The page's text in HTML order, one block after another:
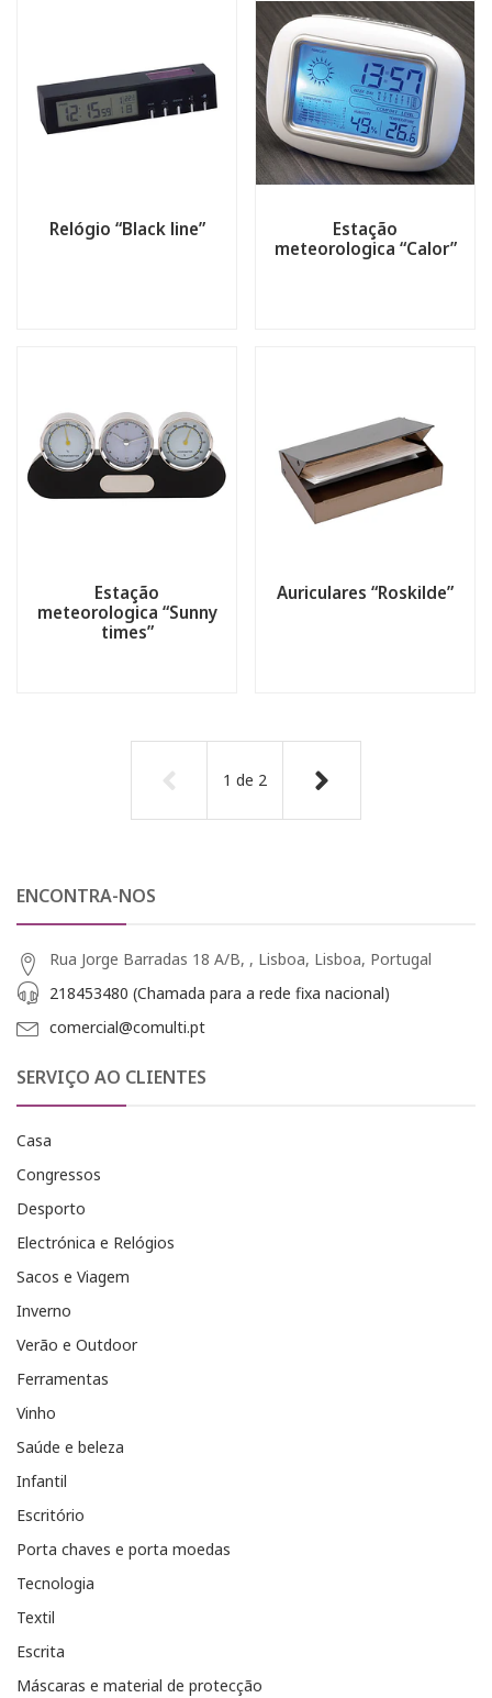
Relógio “Black line”
Estação
meteorologica “Calor”
Estação
meteorologica “Sunny
times”
Auriculares “Roskilde”
1 de 2
ENCONTRA-NOS
Rua Jorge Barradas 18 A/B, , Lisboa, Lisboa, Portugal
218453480 (Chamada para a rede fixa nacional)
comercial@comulti.pt
SERVIÇO AO CLIENTES
Casa
Congressos
Desporto
Electrónica e Relógios
Sacos e Viagem
Inverno
Verão e Outdoor
Ferramentas
Vinho
Saúde e beleza
Infantil
Escritório
Porta chaves e porta moedas
Tecnologia
Textil
Escrita
Máscaras e material de protecção